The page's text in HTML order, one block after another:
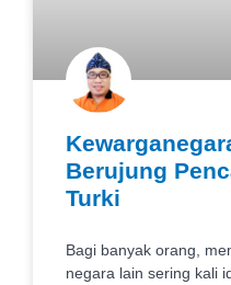
Berujung
Turki
Bagi banyak orang,
negara lain sering kali